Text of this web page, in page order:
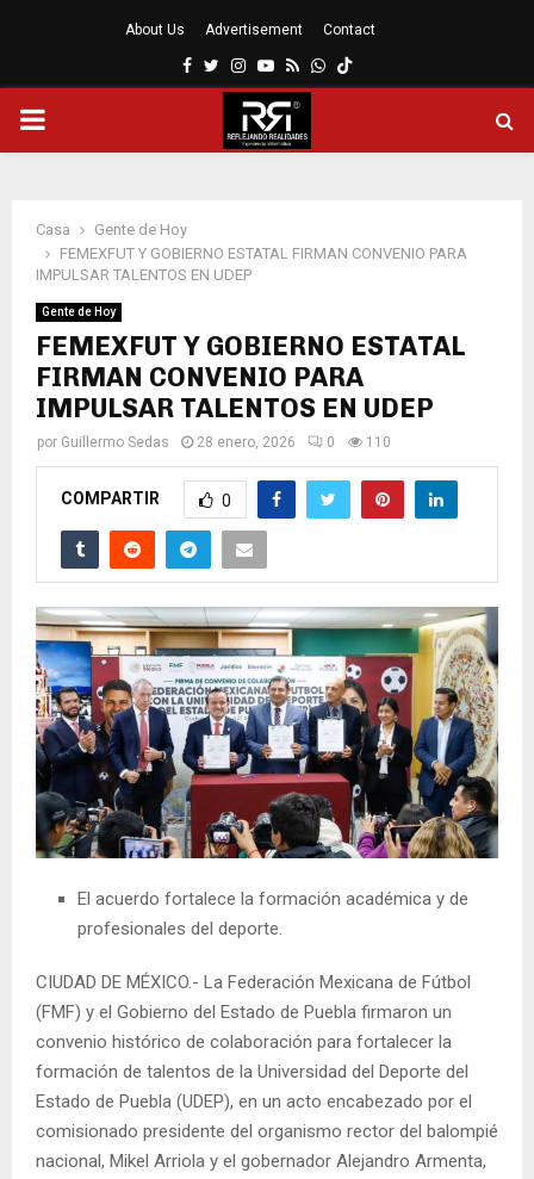
About Us Advertisement Contact
Facebook
Twitter
Instagram
Youtube
RssWhatsapp
MENÚ
Casa
Gente de Hoy
FEMEXFUT Y GOBIERNO ESTATAL FIRMAN CONVENIO PARA
IMPULSAR TALENTOS EN UDEP
Gente de Hoy
FEMEXFUT Y GOBIERNO ESTATAL
FIRMAN CONVENIO PARA
IMPULSAR TALENTOS EN UDEP
por Guillermo Sedas 28 enero, 2026 0 110
COMPARTIR 0
El acuerdo fortalece la formación académica y de
profesionales del deporte.
CIUDAD DE MÉXICO.- La Federación Mexicana de Fútbol
(FMF) y el Gobierno del Estado de Puebla firmaron un
convenio histórico de colaboración para fortalecer la
formación de talentos de la Universidad del Deporte del
Estado de Puebla (UDEP), en un acto encabezado por el
comisionado presidente del organismo rector del balompié
nacional, Mikel Arriola y el gobernador Alejandro Armenta,